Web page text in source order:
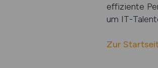
effiziente
um IT-
Zur